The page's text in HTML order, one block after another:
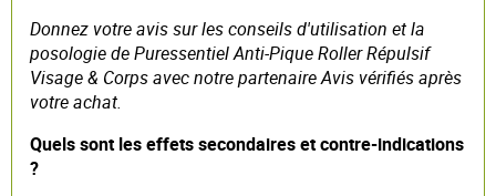
Donnez votre avis sur les conseils d'utilisation et la
posologie de Puressentiel Anti-Pique Roller Répulsif
Visage & Corps avec notre partenaire Avis vérifiés après
votre achat.
Quels sont les effets secondaires et contre-indications
?